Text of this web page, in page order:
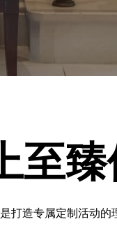
至
打造专属定制活动